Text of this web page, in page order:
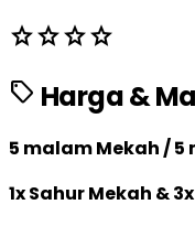
starstarstarstar
sell Harga &
5 malam Mekah /
1x Sahur Mekah &